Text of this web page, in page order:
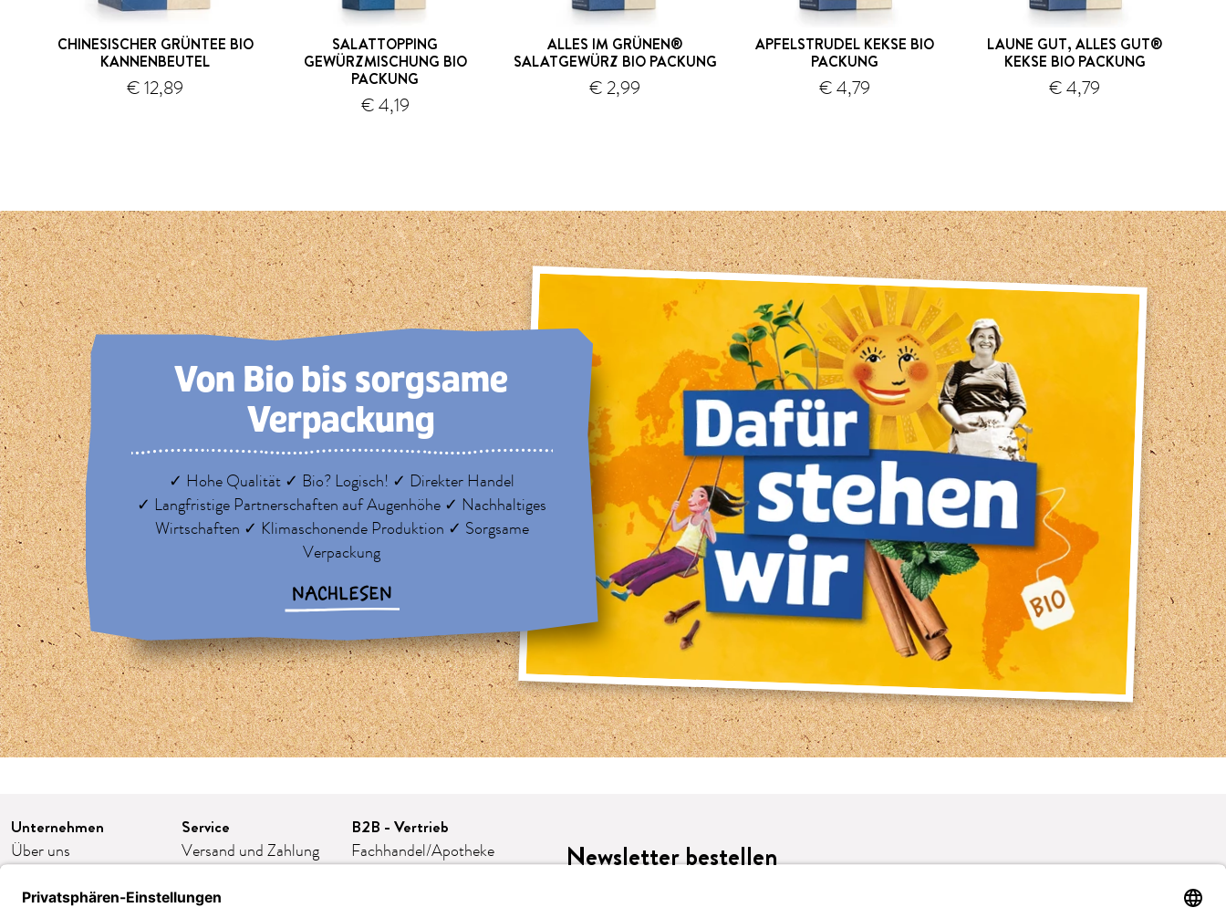
CHINESISCHER GRÜNTEE BIO
KANNENBEUTEL
€ 12,89Versand
SALATTOPPING
GEWÜRZMISCHUNG BIO
PACKUNG
€ 4,19
ALLES IM GRÜNEN®
SALATGEWÜRZ BIO PACKUNG
€ 2,99Versand
APFELSTRUDEL KEKSE BIO
PACKUNG
€ 4,79Versand
LAUNE GUT, ALLES GUT®
KEKSE BIO PACKUNG
€ 4,79Versand
Von Bio bis sorg­same
Verpackung
✓ Hohe Qualität ✓ Bio? Logisch! ✓ Direkter Handel
✓ Langfristige Partnerschaften auf Augenhöhe ✓ Nachhaltiges
Wirtschaften ✓ Klimaschonende Produktion ✓ Sorgsame
Verpackung
NACHLESEN
Unternehmen
Über uns
Presse
Service
Versand und Zahlung
Kontakt
B2B - Vertrieb
Fachhandel/Apotheke
Newsletter bestellen